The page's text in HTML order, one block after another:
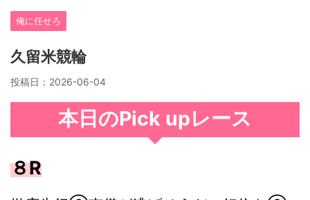
俺に任せろ
久留米競輪
投稿日： 2026-06-04
本日のPick upレース
８R